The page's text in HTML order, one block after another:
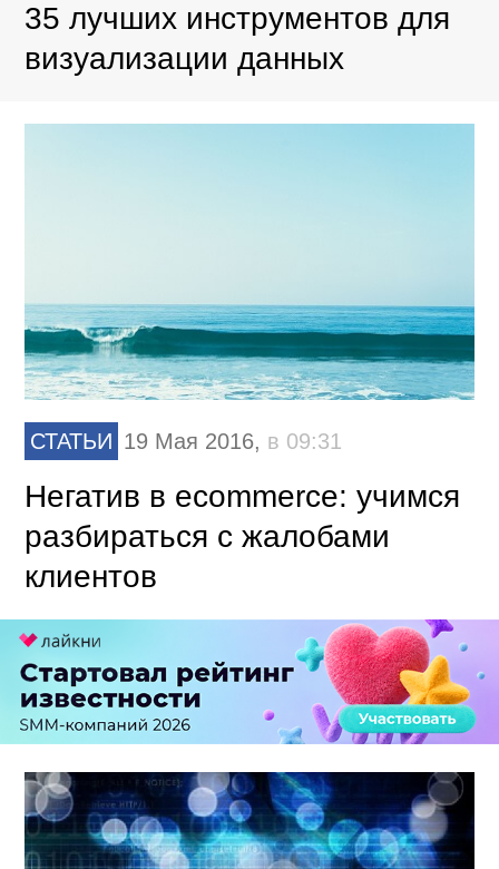
35 лучших инструментов для
визуализации данных
СТАТЬИ 19 Мая 2016, в 09:31
Негатив в ecommerce: учимся
разбираться с жалобами
клиентов